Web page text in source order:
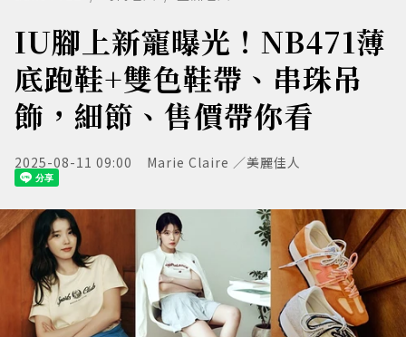
IU腳上新寵曝光！NB471薄
底跑鞋+雙色鞋帶、串珠吊
飾，細節、售價帶你看
2025-08-11 09:00 Marie Claire ／美麗佳人